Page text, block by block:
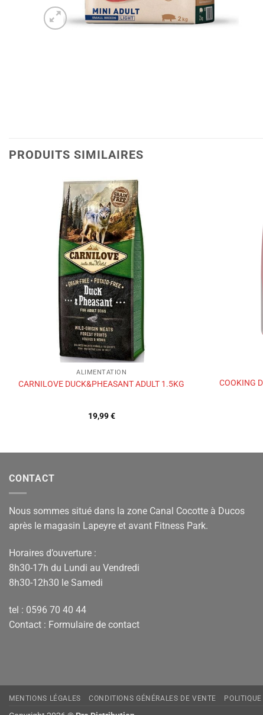
PRODUITS SIMILAIRES
ALIMENTATION
CARNILOVE DUCK&PHEASANT ADULT 1.5KG
19,99€
COOKING
CONTACT
Nous sommes situé dans la zone Canal Cocotte à Ducos
après le magasin Lapeyre et avant Fitness Park.
Horaires d’ouverture :
8h30-17h du Lundi au Vendredi
8h30-12h30 le Samedi
tel : 0596 70 40 44
Contact : Formulaire de contact
MENTIONS LÉGALES CONDITIONS GÉNÉRALES DE VENTE